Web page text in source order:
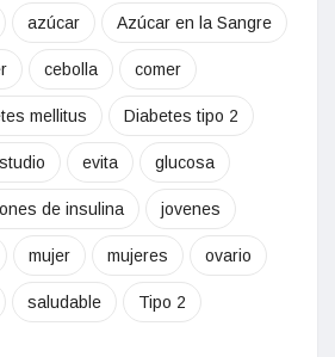
azúcar Azúcar en la Sangre
cebolla comer
mellitus Diabetes tipo 2
evita glucosa
de insulina jovenes
mujer mujeres ovario
saludable Tipo 2